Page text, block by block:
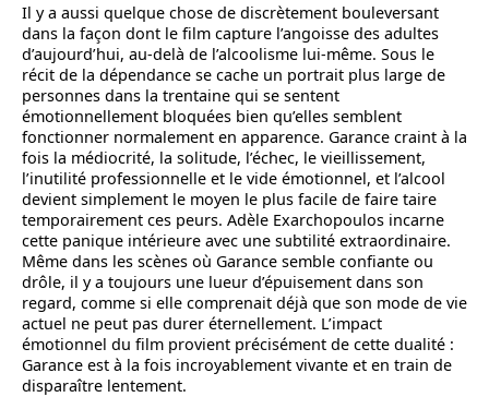
Il y a aussi quelque chose de discrètement bouleversant
dans la façon dont le film capture l’angoisse des adultes
d’aujourd’hui, au-delà de l’alcoolisme lui-même. Sous le
récit de la dépendance se cache un portrait plus large de
personnes dans la trentaine qui se sentent
émotionnellement bloquées bien qu’elles semblent
fonctionner normalement en apparence. Garance craint à la
fois la médiocrité, la solitude, l’échec, le vieillissement,
l’inutilité professionnelle et le vide émotionnel, et l’alcool
devient simplement le moyen le plus facile de faire taire
temporairement ces peurs. Adèle Exarchopoulos incarne
cette panique intérieure avec une subtilité extraordinaire.
Même dans les scènes où Garance semble confiante ou
drôle, il y a toujours une lueur d’épuisement dans son
regard, comme si elle comprenait déjà que son mode de vie
actuel ne peut pas durer éternellement. L’impact
émotionnel du film provient précisément de cette dualité :
Garance est à la fois incroyablement vivante et en train de
disparaître lentement.